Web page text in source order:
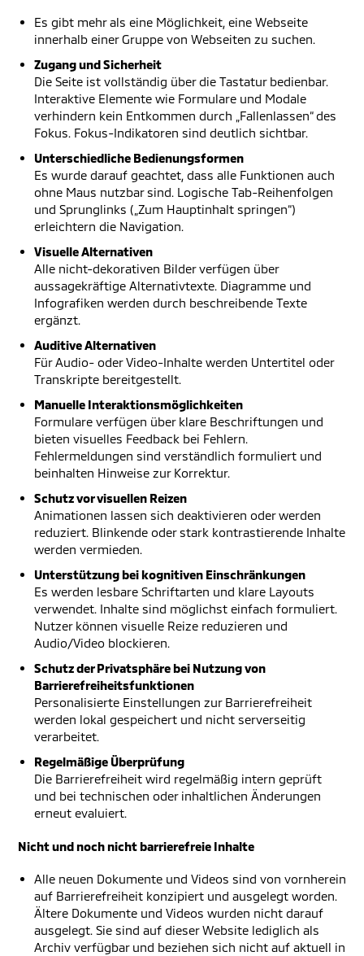
Es gibt mehr als eine Möglichkeit, eine Webseite
innerhalb einer Gruppe von Webseiten zu suchen.
Zugang und Sicherheit
Die Seite ist vollständig über die Tastatur bedienbar.
Interaktive Elemente wie Formulare und Modale
verhindern kein Entkommen durch „Fallenlassen“ des
Fokus. Fokus-Indikatoren sind deutlich sichtbar.
Unterschiedliche Bedienungsformen
Es wurde darauf geachtet, dass alle Funktionen auch
ohne Maus nutzbar sind. Logische Tab-Reihenfolgen
und Sprunglinks („Zum Hauptinhalt springen“)
erleichtern die Navigation.
Visuelle Alternativen
Alle nicht-dekorativen Bilder verfügen über
aussagekräftige Alternativtexte. Diagramme und
Infografiken werden durch beschreibende Texte
ergänzt.
Auditive Alternativen
Für Audio- oder Video-Inhalte werden Untertitel oder
Transkripte bereitgestellt.
Manuelle Interaktionsmöglichkeiten
Formulare verfügen über klare Beschriftungen und
bieten visuelles Feedback bei Fehlern.
Fehlermeldungen sind verständlich formuliert und
beinhalten Hinweise zur Korrektur.
Schutz vor visuellen Reizen
Animationen lassen sich deaktivieren oder werden
reduziert. Blinkende oder stark kontrastierende Inhalte
werden vermieden.
Unterstützung bei kognitiven Einschränkungen
Es werden lesbare Schriftarten und klare Layouts
verwendet. Inhalte sind möglichst einfach formuliert.
Nutzer können visuelle Reize reduzieren und
Audio/Video blockieren.
Schutz der Privatsphäre bei Nutzung von
Barrierefreiheitsfunktionen
Personalisierte Einstellungen zur Barrierefreiheit
werden lokal gespeichert und nicht serverseitig
verarbeitet.
Regelmäßige Überprüfung
Die Barrierefreiheit wird regelmäßig intern geprüft
und bei technischen oder inhaltlichen Änderungen
erneut evaluiert.
Nicht und noch nicht barrierefreie Inhalte
Alle neuen Dokumente und Videos sind von vornherein
auf Barrierefreiheit konzipiert und ausgelegt worden.
Ältere Dokumente und Videos wurden nicht darauf
ausgelegt. Sie sind auf dieser Website lediglich als
Archiv verfügbar und beziehen sich nicht auf aktuell in